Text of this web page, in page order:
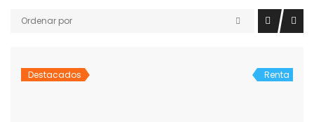
Ordenar por
Destacados Renta